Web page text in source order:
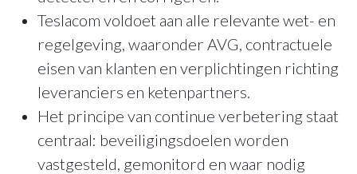
Teslacom voldoet aan alle relevante wet- en
regelgeving, waaronder AVG, contractuele
eisen van klanten en verplichtingen richting
leveranciers en ketenpartners.
Het principe van continue verbetering staat
centraal: beveiligingsdoelen worden
vastgesteld, gemonitord en waar nodig